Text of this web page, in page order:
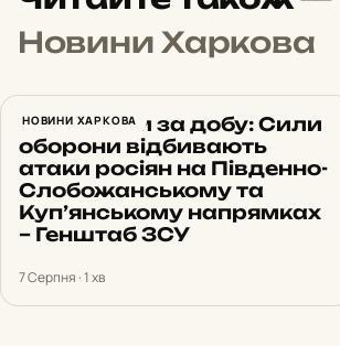
Новини Харкова
НОВИНИ ХАРКОВА
22 штурми за добу: Сили
оборони відбивають
атаки росіян на Південно-
Слобожанському та
Куп’янському напрямках
– Генштаб ЗСУ
7 Серпня · 1 хв